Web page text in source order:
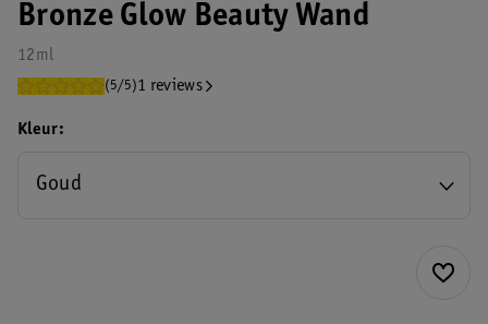
Bronze Glow Beauty Wand
12ml
(5/5)1 reviews
Kleur
Goud